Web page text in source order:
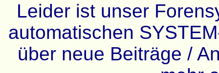
Leider ist unser
automatischen
über neue Beiträge /